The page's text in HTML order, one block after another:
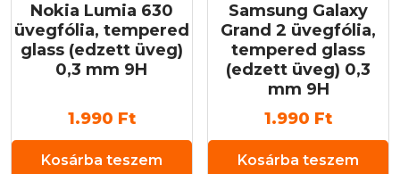
Nokia Lumia 630
üvegfólia, tempered
glass (edzett üveg)
0,3 mm 9H
1.990 Ft
Kosárba teszem
Samsung Galaxy
Grand 2 üvegfólia,
tempered glass
(edzett üveg) 0,3
mm 9H
1.990 Ft
Kosárba teszem